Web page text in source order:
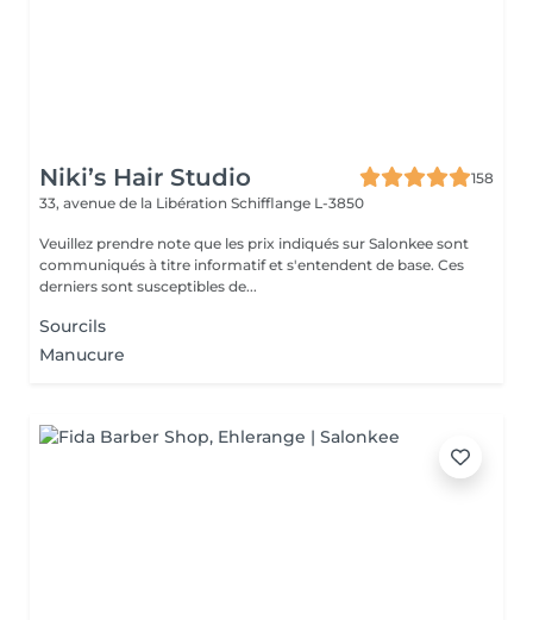
Niki’s Hair Studio
158
33, avenue de la Libération Schifflange L-3850
Veuillez prendre note que les prix indiqués sur Salonkee sont
communiqués à titre informatif et s'entendent de base. Ces
derniers sont susceptibles de...
Sourcils
Manucure